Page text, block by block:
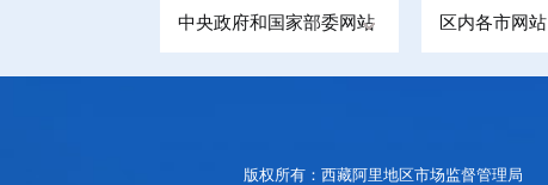
中央政府和国家部委网站 区内各市网站
版权所有：西藏阿里地区市场监督管理局